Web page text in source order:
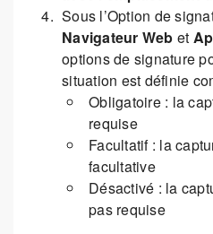
Sous l’Option de
Navigateur Web et
options de signature
situation est définie
Obligatoire : la
requise
Facultatif : la
facultative
Désactivé : la
pas requise